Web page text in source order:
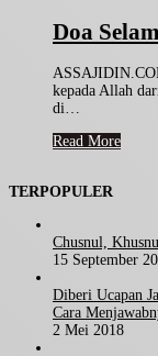
Doa
kepada Allah
di…
Read More
TERPOPULER
Chusnul,
15 September
Diberi Ucapan
Cara
2 Mei 2018